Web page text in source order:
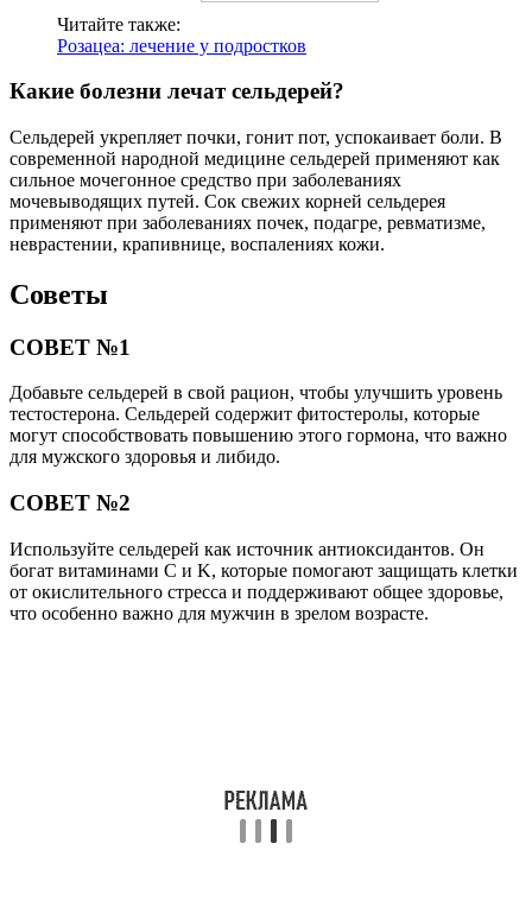
Читайте также:
Розацеа: лечение у подростков
Какие болезни лечат сельдерей?
Сельдерей укрепляет почки, гонит пот, успокаивает боли. В
современной народной медицине сельдерей применяют как
сильное мочегонное средство при заболеваниях
мочевыводящих путей. Сок свежих корней сельдерея
применяют при заболеваниях почек, подагре, ревматизме,
неврастении, крапивнице, воспалениях кожи.
Советы
СОВЕТ №1
Добавьте сельдерей в свой рацион, чтобы улучшить уровень
тестостерона. Сельдерей содержит фитостеролы, которые
могут способствовать повышению этого гормона, что важно
для мужского здоровья и либидо.
СОВЕТ №2
Используйте сельдерей как источник антиоксидантов. Он
богат витаминами C и K, которые помогают защищать клетки
от окислительного стресса и поддерживают общее здоровье,
что особенно важно для мужчин в зрелом возрасте.